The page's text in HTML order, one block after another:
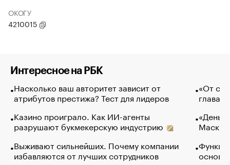
ОКОГУ
4210015
Интересное на РБК
Насколько ваш авторитет зависит от
атрибутов престижа? Тест для лидеров
Казино проиграло. Как ИИ-агенты
разрушают букмекерскую индустрию
Выживают сильнейших. Почему компании
избавляются от лучших сотрудников
«От
глава
Маск в
основ